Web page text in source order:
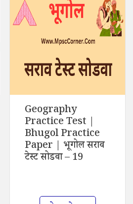
Geography
Practice Test |
Bhugol Practice
Paper | भूगोल सराव
टेस्ट सोडवा – 19